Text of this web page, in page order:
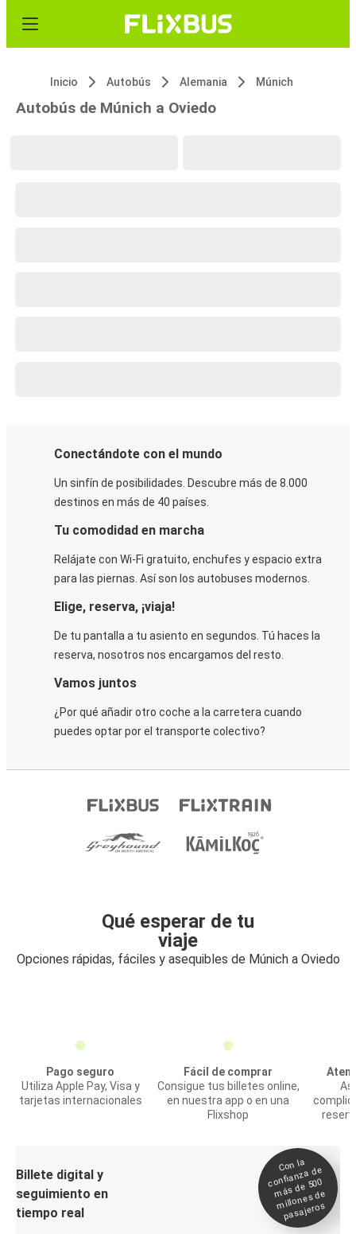
Inicio Autobús Alemania Múnich
Autobús de Múnich a Oviedo
Conectándote con el mundo
Un sinfín de posibilidades. Descubre más de 8.000
destinos en más de 40 países.
Tu comodidad en marcha
Relájate con Wi-Fi gratuito, enchufes y espacio extra
para las piernas. Así son los autobuses modernos.
Elige, reserva, ¡viaja!
De tu pantalla a tu asiento en segundos. Tú haces la
reserva, nosotros nos encargamos del resto.
Vamos juntos
¿Por qué añadir otro coche a la carretera cuando
puedes optar por el transporte colectivo?
Qué esperar de tu
viaje
Opciones rápidas, fáciles y asequibles de Múnich a Oviedo
Pago seguro
Utiliza Apple Pay, Visa y
tarjetas internacionales
Fácil de comprar
Consigue tus billetes online,
en nuestra app o en una
Flixshop
Billete digital y
seguimiento en
tiempo real
Con la
confianza de
más de 500
millones de
pasajeros